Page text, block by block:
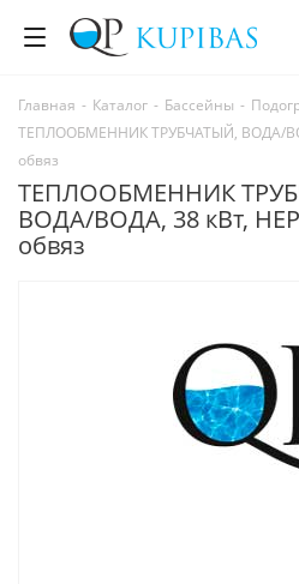
Главная - Каталог - Бассейны -
ТЕПЛООБМЕННИК ТРУБЧАТЫЙ, ВОДА/
обвяз
ТЕПЛООБМЕННИК
ВОДА/ВОДА, 38 кВт,
обвяз